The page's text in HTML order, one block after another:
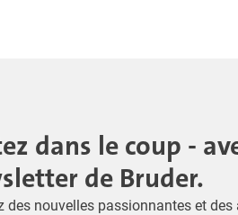
dans le coup -
de Bruder.
des nouvelles passionnantes et